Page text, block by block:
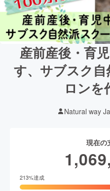
産前産後・育
す、サブスク
ロンを
Natural way
現在の
213%達成